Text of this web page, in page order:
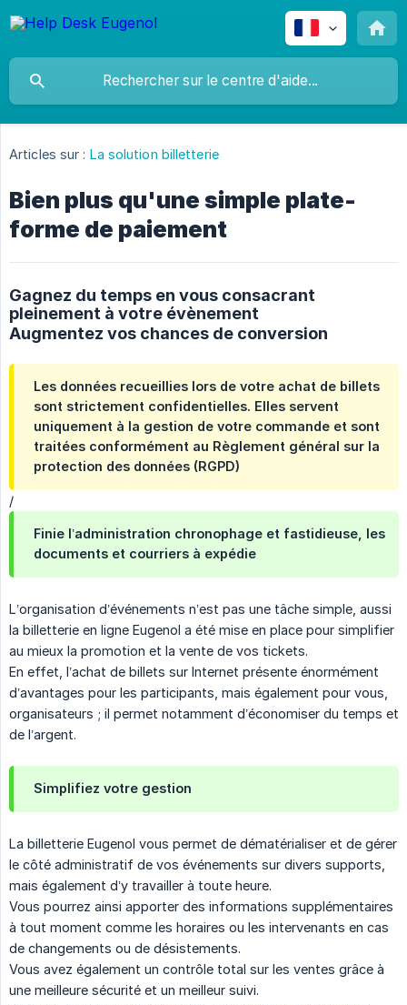
Articles sur : La solution billetterie
Bien plus qu'une simple plate-
forme de paiement
Gagnez du temps en vous consacrant
pleinement à votre évènement
Augmentez vos chances de conversion
Les données recueillies lors de votre achat de billets
sont strictement confidentielles. Elles servent
uniquement à la gestion de votre commande et sont
traitées conformément au Règlement général sur la
protection des données (RGPD)
/
Finie l’administration chronophage et fastidieuse, les
documents et courriers à expédie
L’organisation d’événements n’est pas une tâche simple, aussi
la billetterie en ligne Eugenol a été mise en place pour simplifier
au mieux la promotion et la vente de vos tickets.
En effet, l’achat de billets sur Internet présente énormément
d’avantages pour les participants, mais également pour vous,
organisateurs ; il permet notamment d’économiser du temps et
de l’argent.
Simplifiez votre gestion
La billetterie Eugenol vous permet de dématérialiser et de gérer
le côté administratif de vos événements sur divers supports,
mais également d’y travailler à toute heure.
Vous pourrez ainsi apporter des informations supplémentaires
à tout moment comme les horaires ou les intervenants en cas
de changements ou de désistements.
Vous avez également un contrôle total sur les ventes grâce à
une meilleure sécurité et un meilleur suivi.